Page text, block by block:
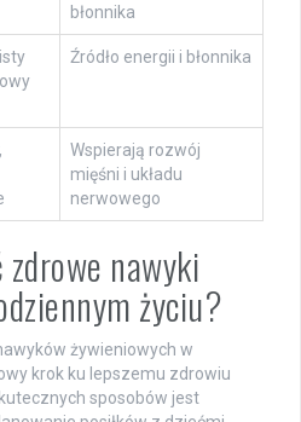
błonnika
Źródło energii i błonnika
Wspierają rozwój
mięśni i układu
nerwowego
zdrowe nawyki
życiu?
żywieniowych w
krok ku lepszemu zdrowiu
sposobów jest